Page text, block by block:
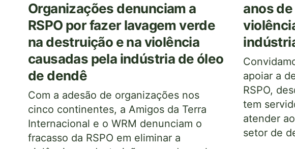
Organizações denunciam a
RSPO por fazer lavagem verde
na destruição e na violência
causadas pela indústria de óleo
de dendê
Com a adesão de organizações nos
cinco continentes, a Amigos da Terra
Internacional e o WRM denunciam o
fracasso da RSPO em eliminar a
anos
apoiar a
RSPO,
tem
atender
setor de